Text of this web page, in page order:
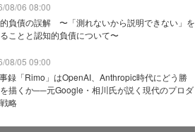
08/06 08:00
負債の誤解 〜「測れないから説明できない」を
ことと認知的負債について〜
08/05 09:00
録「Rimo」はOpenAI、Anthropic時代にどう勝
描くか──元Google・相川氏が説く現代のプロダ
略